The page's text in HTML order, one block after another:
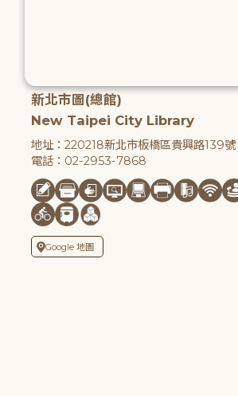
新北市圖(總館)
New Taipei City Library
地址：220218新北市板橋區貴興路139號
電話：02-2953-7868
Google 地圖